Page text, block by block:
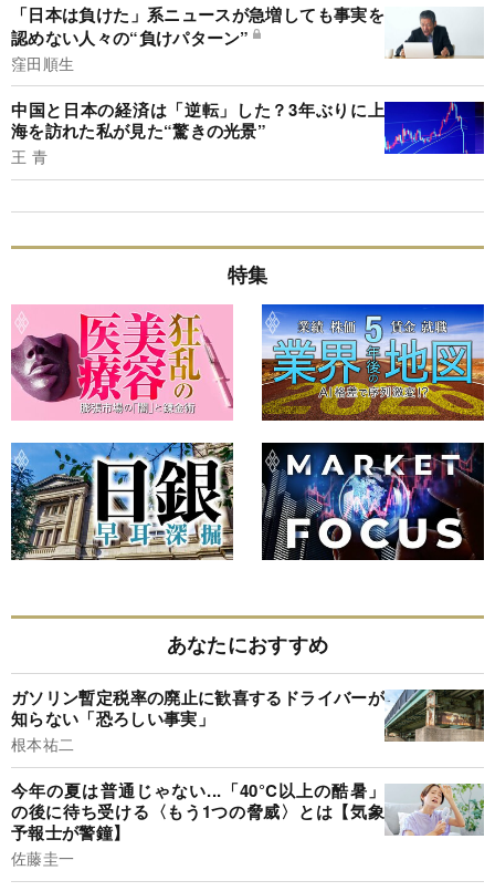
「日本は負けた」系ニュースが急増しても事実を
認めない人々の“負けパターン”
窪田順生
中国と日本の経済は「逆転」した？3年ぶりに上
海を訪れた私が見た“驚きの光景”
王 青
特集
あなたにおすすめ
ガソリン暫定税率の廃止に歓喜するドライバーが
知らない「恐ろしい事実」
根本祐二
今年の夏は普通じゃない...「40°C以上の酷暑」
の後に待ち受ける〈もう1つの脅威〉とは【気象
予報士が警鐘】
佐藤圭一